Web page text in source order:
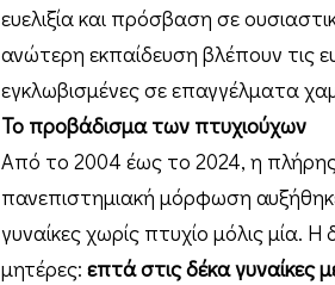
ευελιξία και πρόσβαση σε
ανώτερη εκπαίδευση βλέπουν τις
εγκλωβισμένες σε επαγγέλματα
Το προβάδισμα των πτυχιούχων
Από το 2004 έως το 2024, η
πανεπιστημιακή μόρφωση
γυναίκες χωρίς πτυχίο μόλις μία.
μητέρες: επτά στις δέκα γυναίκες